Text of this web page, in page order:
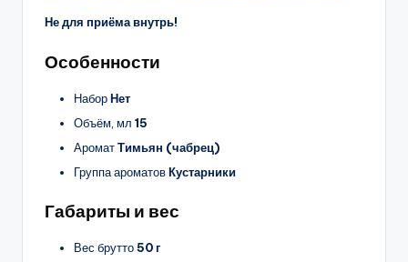
Не для приёма внутрь!
Особенности
НаборНет
Объём, мл 15
АроматТимьян (чабрец)
Группа ароматовКустарники
Габариты и вес
Вес брутто50 г